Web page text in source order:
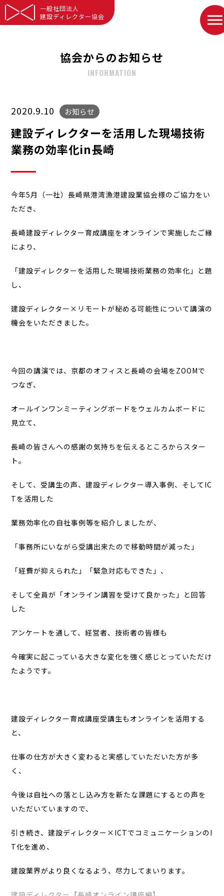
一般社団法人
建設ディレクター協会
協会からのお知らせ
INFORMATION
2020.9.10 お知らせ
建設ディレクターを活用した現場技術
業務の効率化in長崎
今年5月（一社）長崎県港湾漁港建設業協会様のご協力をい
ただき、
長崎建設ディレクター育成講座をオンラインで実施したご縁
により、
「建設ディレクターを活用した現場技術業務の効率化」と題
し、
建設ディレクター×リモートが秘める可能性について講演の
機会をいただきました。
今回の講演では、京都のオフィスと長崎の会場をZOOMで
つなぎ、
オールインワンミーティングボードをウェルカムボードに
見立て、
長崎の皆さんへの感謝の気持ちを伝えるところからスター
ト。
そして、受講生の声、建設ディレクター導入事例、そしてIC
Tを活用した
業務効率化の自社事例等を紹介しましたが、
「事務所にいながら受講出来たので移動時間が減った」
「経費が抑えられた」「緊急対応もできた」、
そして全員が「オンライン講習を受けて良かった」と回答
した
アンケートを通して、経営者、技術者の皆様も
今確実に起こっている大きな変化を強く感じとっていただけ
たようです。
建設ディレクター育成講座受講生もオンラインを活用する
と、
仕事の仕方が大きく変わると実感していただいた方が多
く、
今後は自社への落とし込み方を新たな課題にするとの声を
いただいていますので、
引き続き、建設ディレクター×ICTでコミュニケーションのI
T化を進め、
建設業界がより良くなるよう、尽力してまいります。